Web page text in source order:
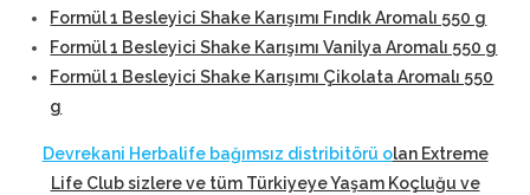
Formül 1 Besleyici Shake Karışımı Fındık Aromalı 550 g
Formül 1 Besleyici Shake Karışımı Vanilya Aromalı 550 g
Formül 1 Besleyici Shake Karışımı Çikolata Aromalı 550
g
Devrekani Herbalife bağımsız distribitörü olan Extreme
Life Club sizlere ve tüm Türkiyeye Yaşam Koçluğu ve